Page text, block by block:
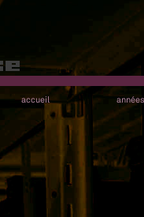
accueil années